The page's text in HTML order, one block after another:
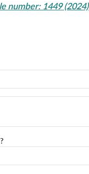
number: 1449 (2024)